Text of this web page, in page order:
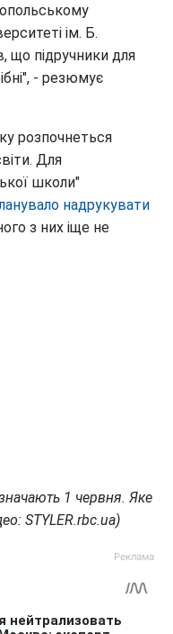
ім. Б.
що підручники для
- резюмує
розпочнеться
Для
школи"
надрукувати
з них іще не
1 червня. Яке
STYLER.rbc.ua)